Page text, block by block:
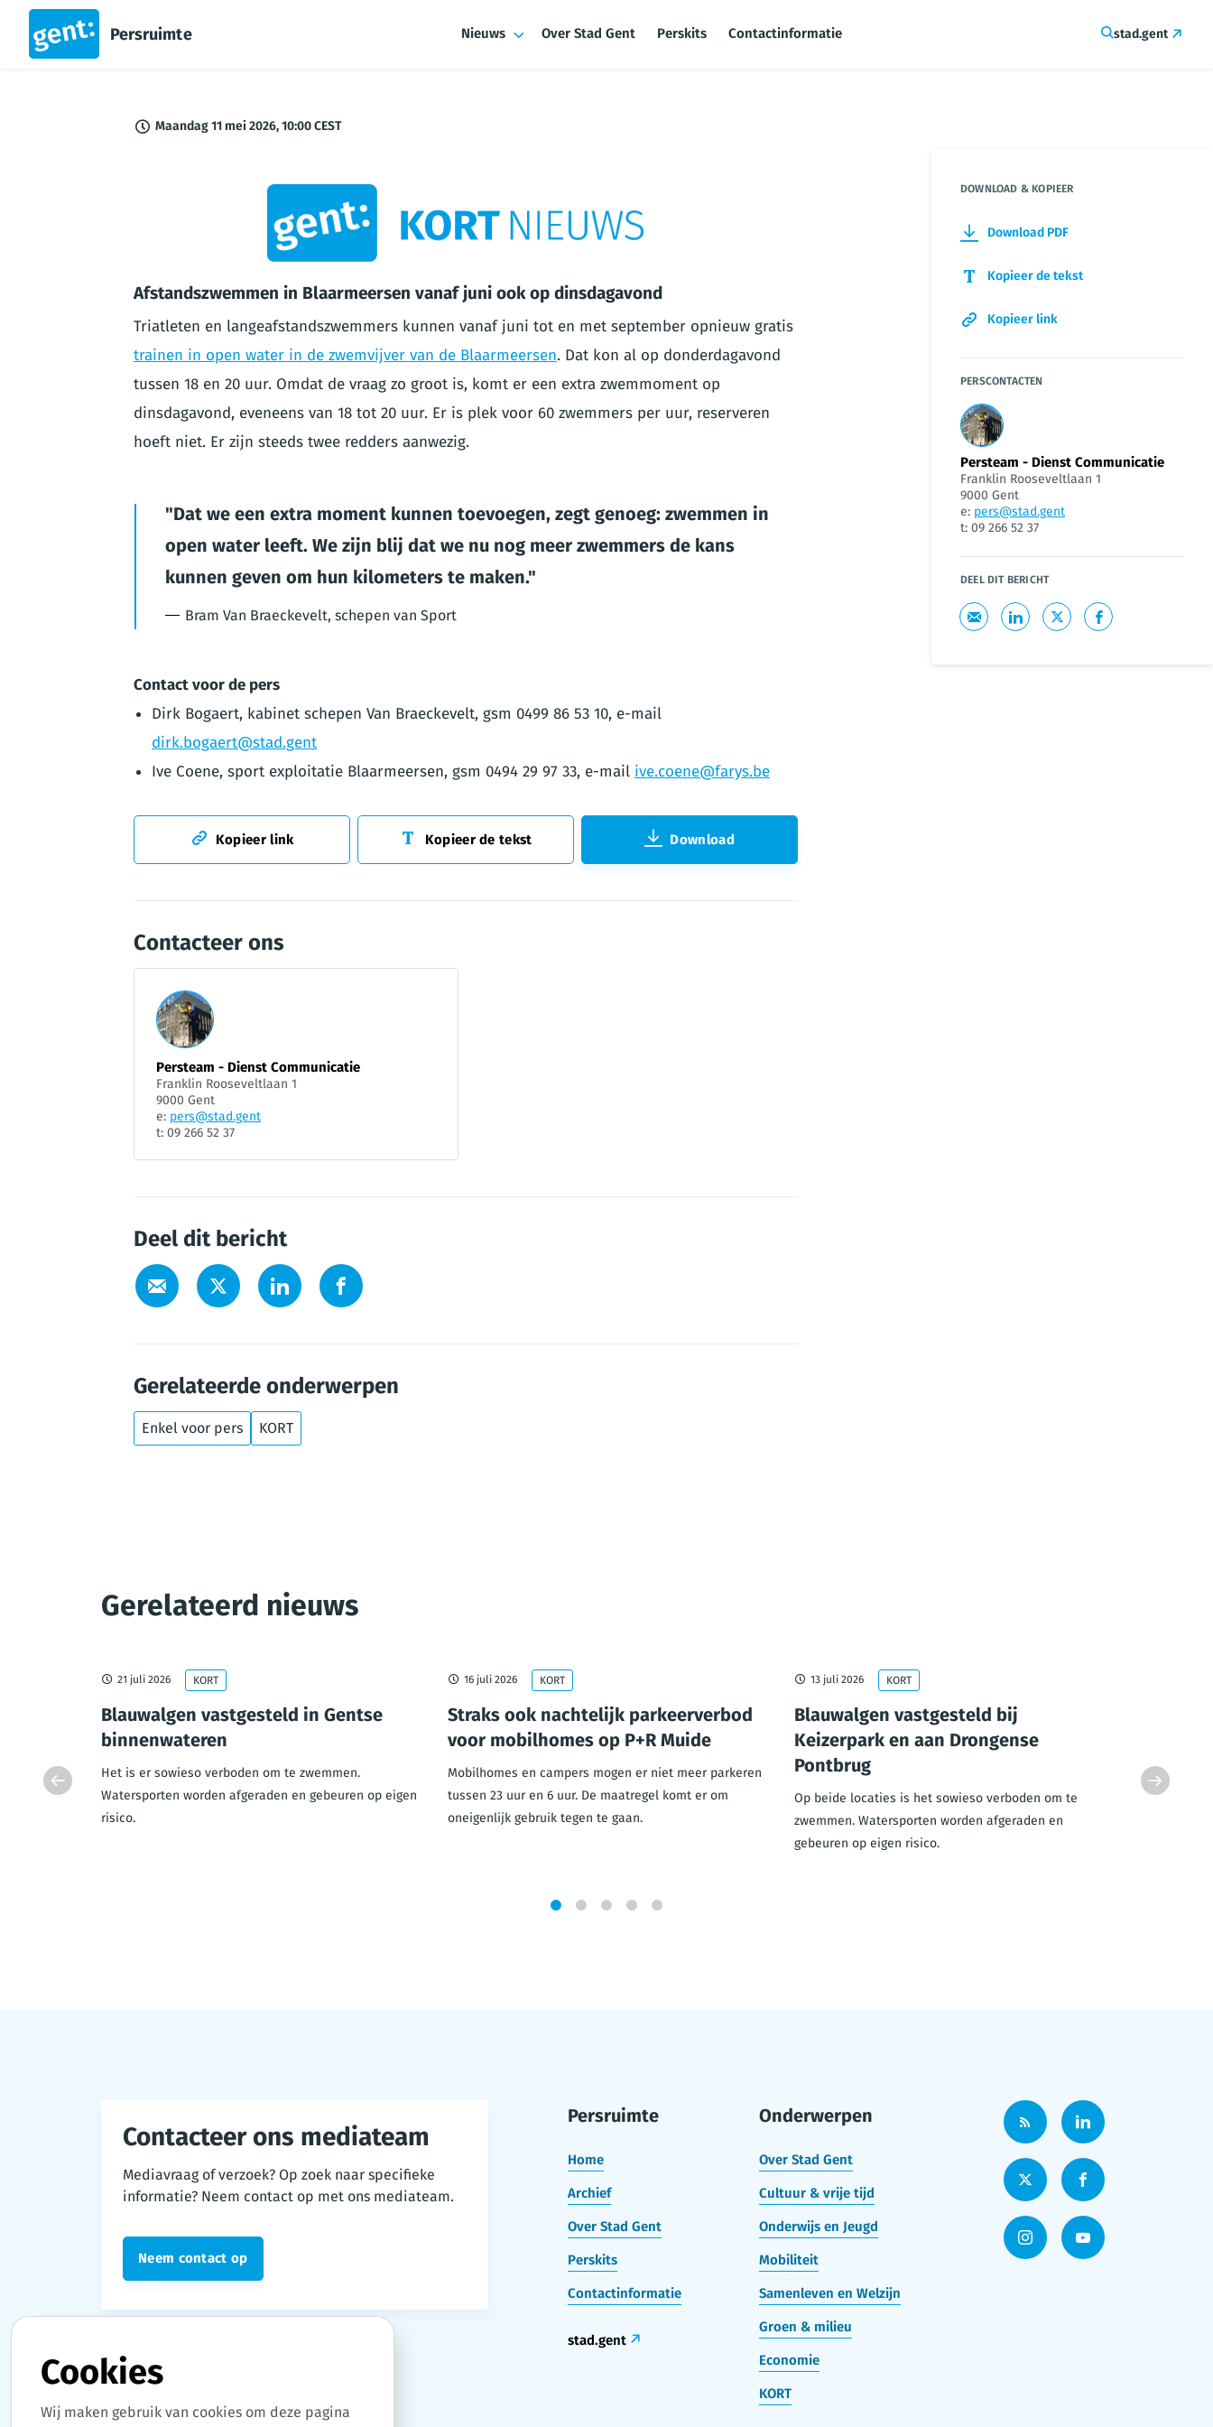
Persruimte Nieuws Over Stad Gent Perskits Contactinformatie stad.gent
Maandag 11 mei 2026, 10:00 CEST
PNG
Afstandszwemmen in Blaarmeersen vanaf juni ook op dinsdagavond
Triatleten en langeafstandszwemmers kunnen vanaf juni tot en met september opnieuw gratis
trainen in open water in de zwemvijver van de Blaarmeersen. Dat kon al op donderdagavond
tussen 18 en 20 uur. Omdat de vraag zo groot is, komt er een extra zwemmoment op
dinsdagavond, eveneens van 18 tot 20 uur. Er is plek voor 60 zwemmers per uur, reserveren
hoeft niet. Er zijn steeds twee redders aanwezig.
Dat we een extra moment kunnen toevoegen, zegt genoeg: zwemmen in
open water leeft. We zijn blij dat we nu nog meer zwemmers de kans
kunnen geven om hun kilometers te maken.
Bram Van Braeckevelt, schepen van Sport
Contact voor de pers
Dirk Bogaert, kabinet schepen Van Braeckevelt, gsm 0499 86 53 10, e-mail
dirk.bogaert@stad.gent
Ive Coene, sport exploitatie Blaarmeersen, gsm 0494 29 97 33, e-mail ive.coene@farys.be
Kopieer link Kopieer de tekst Download
Contacteer ons
Persteam - Dienst Communicatie
Franklin Rooseveltlaan 1
9000 Gent
e: pers@stad.gent
t: 09 266 52 37
Deel dit bericht
Gerelateerde onderwerpen
Enkel voor pers KORT
DOWNLOAD & KOPIEER
Download PDF
Kopieer de tekst
Kopieer link
PERSCONTACTEN
Persteam - Dienst Communicatie
Franklin Rooseveltlaan 1
9000 Gent
e: pers@stad.gent
t: 09 266 52 37
DEEL DIT BERICHT
Gerelateerd nieuws
in
21 juli 2026 KORT
Blauwalgen vastgesteld in Gentse
binnenwateren
Het is er sowieso verboden om te zwemmen.
Watersporten worden afgeraden en gebeuren op eigen
risico.
16 juli 2026 KORT
Straks ook nachtelijk parkeerverbod
voor mobilhomes op P+R Muide
Mobilhomes en campers mogen er niet meer parkeren
tussen 23 uur en 6 uur. De maatregel komt er om
oneigenlijk gebruik tegen te gaan.
13 juli 2026 KORT
Blauwalgen vastgesteld bij
Keizerpark en aan Drongense
Pontbrug
Op beide locaties is het sowieso verboden om te
zwemmen. Watersporten worden afgeraden en
gebeuren op eigen risico.
Met de
Contacteer ons mediateam
Mediavraag of verzoek? Op zoek naar specifieke
informatie? Neem contact op met ons mediateam.
Neem contact op
Persruimte
Home
Archief
Over Stad Gent
Perskits
Contactinformatie
stad.gent
Onderwerpen
Over Stad Gent
Cultuur & vrije tijd
Onderwijs en Jeugd
Mobiliteit
Samenleven en Welzijn
Groen & milieu
Economie
KORT
Cookies
Wij maken gebruik van cookies om deze pagina